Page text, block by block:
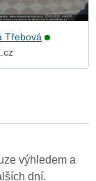
Třebová
výhledem a
dní.